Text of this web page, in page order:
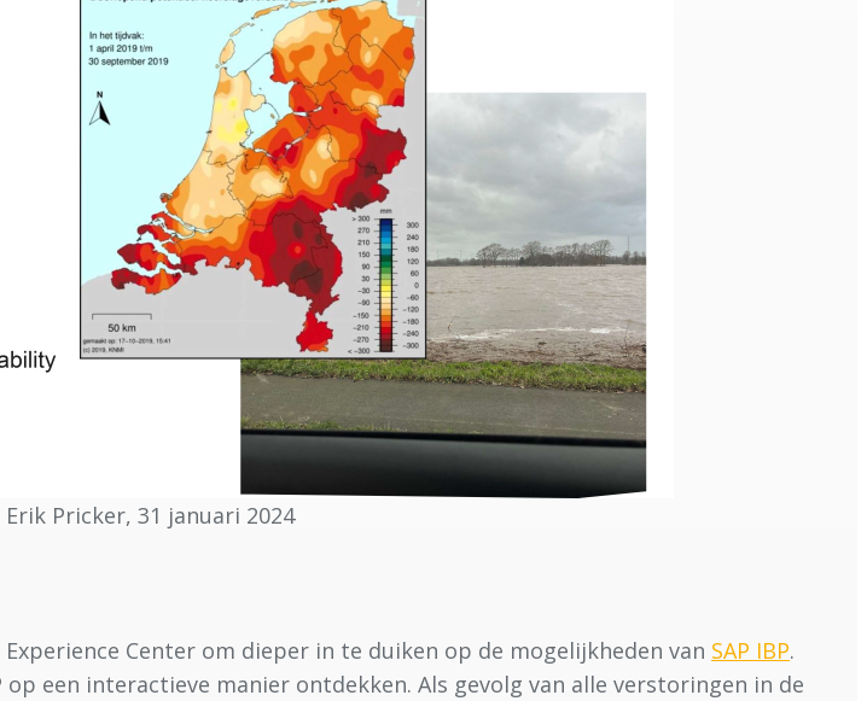
Pricker, 31 januari 2024
Center om dieper in te duiken op de mogelijkheden van SAP IBP.
een interactieve manier ontdekken. Als gevolg van alle verstoringen in de